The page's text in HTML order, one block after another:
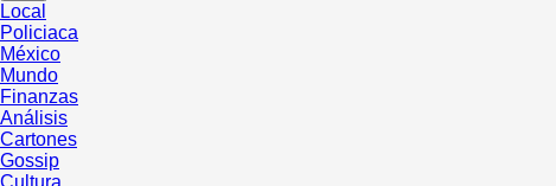
Local
Policiaca
México
Mundo
Finanzas
Análisis
Cartones
Gossip